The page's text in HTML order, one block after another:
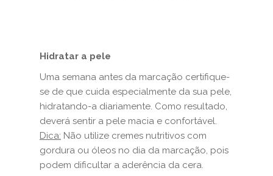
Hidratar a pele
Uma semana antes da marcação certifique-
se de que cuida especialmente da sua pele,
hidratando-a diariamente. Como resultado,
deverá sentir a pele macia e confortável.
Dica: Não utilize cremes nutritivos com
gordura ou óleos no dia da marcação, pois
podem dificultar a aderência da cera.